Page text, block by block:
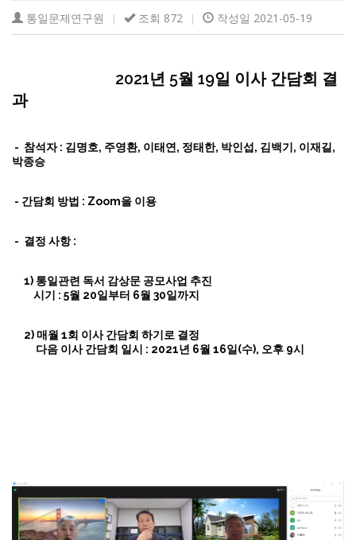
통일문제연구원 | 조회 872 | 작성일 2021-05-19
2021년 5월 19일 이사 간담회 결
과
- 참석자 : 김명호, 주영환, 이태연, 정태한, 박인섭, 김백기, 이재길,
박종승
- 간담회 방법 : Zoom을 이용
- 결정 사항 :
1) 통일관련 독서 감상문 공모사업 추진
시기 : 5월 20일부터 6월 30일까지
2) 매월 1회 이사 간담회 하기로 결정
다음 이사 간담회 일시 : 2021년 6월 16일(수), 오후 9시